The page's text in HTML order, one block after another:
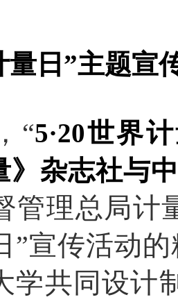
量日”主题宣
“5·20世界
》杂志社与
管理总局计
”宣传活动
学共同设计